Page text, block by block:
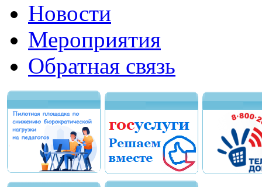
Новости
Мероприятия
Обратная связь